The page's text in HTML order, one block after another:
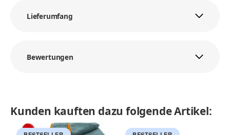
Lieferumfang
Bewertungen
Kunden kauften dazu folgende Artikel: